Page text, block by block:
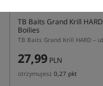
TB Baits Grand Krill HARD
Boilies
27,99 PLN
otrzymujesz 0,27 pkt